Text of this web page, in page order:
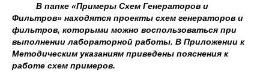
В папке «Примеры Схем Генераторов и
Фильтров» находятся проекты схем генераторов и
фильтров, которыми можно воспользоваться при
выполнении лабораторной работы. В Приложении к
Методическим указаниям приведены пояснения к
работе схем примеров.